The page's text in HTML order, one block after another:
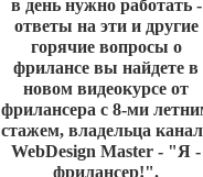
в день нужно работать -
ответы на эти и другие
горячие вопросы о
фрилансе вы найдете в
новом видеокурсе от
фрилансера с 8-ми
стажем, владельца
WebDesign Master - "Я -
фрилансер!".